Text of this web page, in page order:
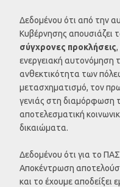
Δεδομένου ότι από την
Κυβέρνησης απουσιάζει
σύγχρονες προκλήσεις,
ενεργειακή αυτονόμηση
ανθεκτικότητα των
μετασχηματισμό, τον
γενιάς στη διαμόρφωση
αποτελεσματική
δικαιώματα.
Δεδομένου ότι για το
Αποκέντρωση
και το έχουμε αποδείξει